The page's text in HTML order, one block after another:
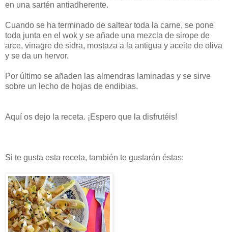
en una sartén antiadherente.
Cuando se ha terminado de saltear toda la carne, se pone
toda junta en el wok y se añade una mezcla de sirope de
arce, vinagre de sidra, mostaza a la antigua y aceite de oliva
y se da un hervor.
Por último se añaden las almendras laminadas y se sirve
sobre un lecho de hojas de endibias.
Aquí os dejo la receta. ¡Espero que la disfrutéis!
Si te gusta esta receta, también te gustarán éstas: